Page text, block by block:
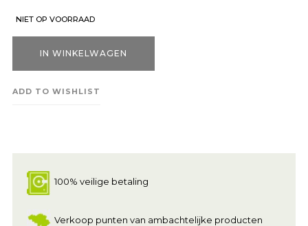
NIET OP VOORRAAD
IN WINKELWAGEN
ADD TO WISHLIST
100% veilige betaling
Verkoop punten van ambachtelijke producten